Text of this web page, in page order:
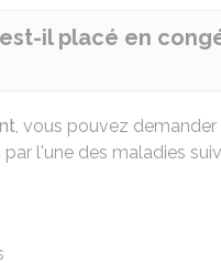
il placé en
, vous pouvez
l'une des maladies